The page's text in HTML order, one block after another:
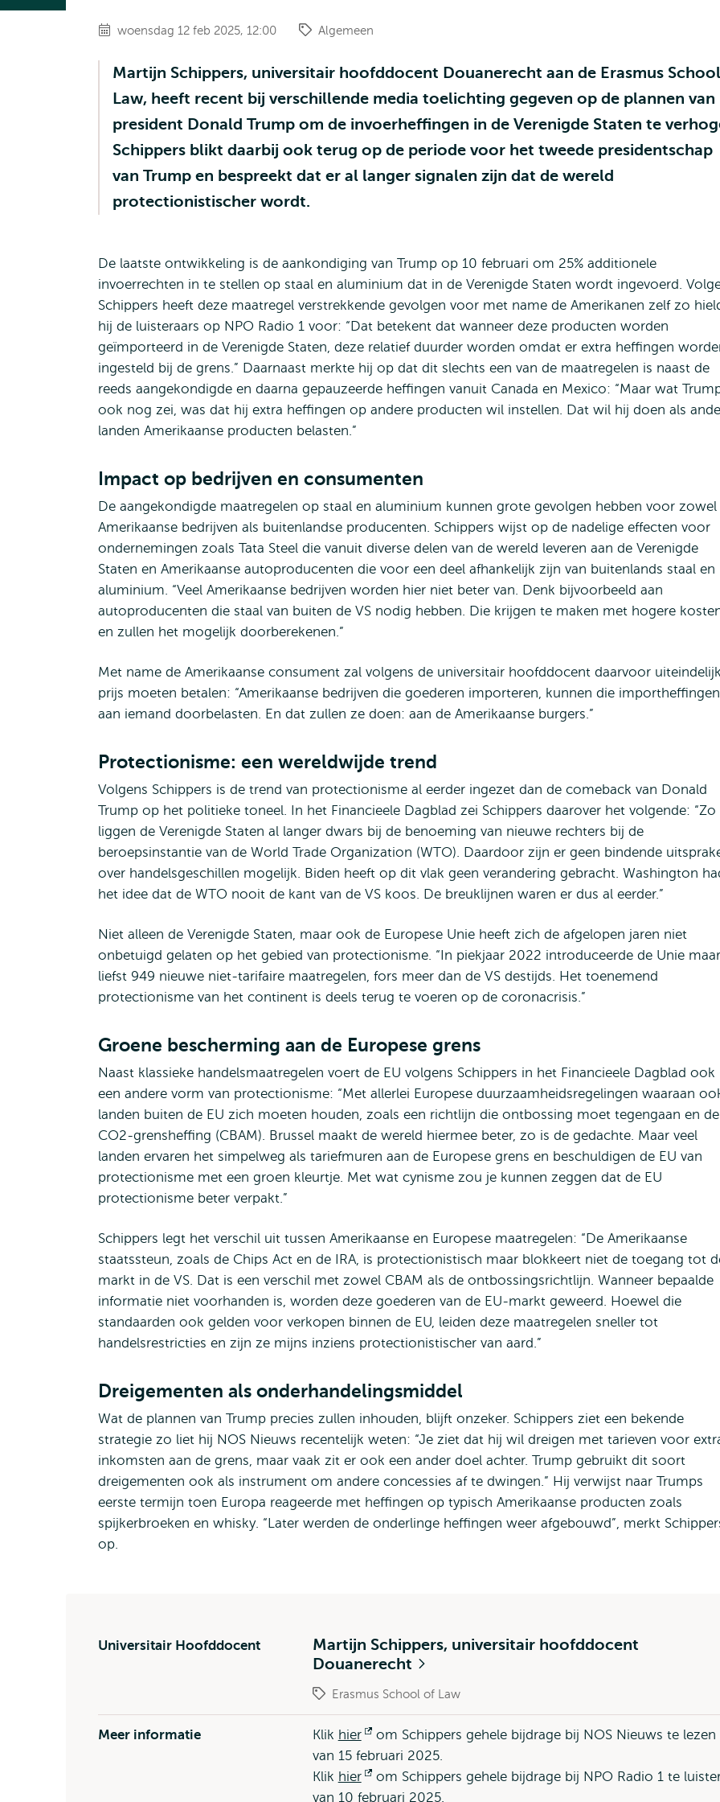
woensdag 12 feb 2025, 12:00 Algemeen
Martijn Schippers, universitair hoofddocent Douanerecht aan de Erasmus
Law, heeft recent bij verschillende media toelichting gegeven op de plannen van
president Donald Trump om de invoerheffingen in de Verenigde Staten te
Schippers blikt daarbij ook terug op de periode voor het tweede presidentschap
van Trump en bespreekt dat er al langer signalen zijn dat de wereld
protectionistischer wordt.
De laatste ontwikkeling is de aankondiging van Trump op 10 februari om 25% additionele
invoerrechten in te stellen op staal en aluminium dat in de Verenigde Staten wordt ingevoerd.
Schippers heeft deze maatregel verstrekkende gevolgen voor met name de Amerikanen zelf zo
hij de luisteraars op NPO Radio 1 voor: “Dat betekent dat wanneer deze producten worden
geïmporteerd in de Verenigde Staten, deze relatief duurder worden omdat er extra heffingen
ingesteld bij de grens.” Daarnaast merkte hij op dat dit slechts een van de maatregelen is naast de
reeds aangekondigde en daarna gepauzeerde heffingen vanuit Canada en Mexico: “Maar wat
ook nog zei, was dat hij extra heffingen op andere producten wil instellen. Dat wil hij doen als
landen Amerikaanse producten belasten.”
Impact op bedrijven en consumenten
De aangekondigde maatregelen op staal en aluminium kunnen grote gevolgen hebben voor zowel
Amerikaanse bedrijven als buitenlandse producenten. Schippers wijst op de nadelige effecten voor
ondernemingen zoals Tata Steel die vanuit diverse delen van de wereld leveren aan de Verenigde
Staten en Amerikaanse autoproducenten die voor een deel afhankelijk zijn van buitenlands staal en
aluminium. “Veel Amerikaanse bedrijven worden hier niet beter van. Denk bijvoorbeeld aan
autoproducenten die staal van buiten de VS nodig hebben. Die krijgen te maken met hogere
en zullen het mogelijk doorberekenen.”
Met name de Amerikaanse consument zal volgens de universitair hoofddocent daarvoor
prijs moeten betalen: “Amerikaanse bedrijven die goederen importeren, kunnen die importheffingen
aan iemand doorbelasten. En dat zullen ze doen: aan de Amerikaanse burgers.”
Protectionisme: een wereldwijde trend
Volgens Schippers is de trend van protectionisme al eerder ingezet dan de comeback van Donald
Trump op het politieke toneel. In het Financieele Dagblad zei Schippers daarover het volgende: “Zo
liggen de Verenigde Staten al langer dwars bij de benoeming van nieuwe rechters bij de
beroepsinstantie van de World Trade Organization (WTO). Daardoor zijn er geen bindende
over handelsgeschillen mogelijk. Biden heeft op dit vlak geen verandering gebracht. Washington
het idee dat de WTO nooit de kant van de VS koos. De breuklijnen waren er dus al eerder.”
Niet alleen de Verenigde Staten, maar ook de Europese Unie heeft zich de afgelopen jaren niet
onbetuigd gelaten op het gebied van protectionisme. “In piekjaar 2022 introduceerde de Unie maar
liefst 949 nieuwe niet-tarifaire maatregelen, fors meer dan de VS destijds. Het toenemend
protectionisme van het continent is deels terug te voeren op de coronacrisis.”
Groene bescherming aan de Europese grens
Naast klassieke handelsmaatregelen voert de EU volgens Schippers in het Financieele Dagblad ook
een andere vorm van protectionisme: “Met allerlei Europese duurzaamheidsregelingen waaraan
landen buiten de EU zich moeten houden, zoals een richtlijn die ontbossing moet tegengaan en de
CO2-grensheffing (CBAM). Brussel maakt de wereld hiermee beter, zo is de gedachte. Maar veel
landen ervaren het simpelweg als tariefmuren aan de Europese grens en beschuldigen de EU van
protectionisme met een groen kleurtje. Met wat cynisme zou je kunnen zeggen dat de EU
protectionisme beter verpakt.”
Schippers legt het verschil uit tussen Amerikaanse en Europese maatregelen: “De Amerikaanse
staatssteun, zoals de Chips Act en de IRA, is protectionistisch maar blokkeert niet de toegang tot
markt in de VS. Dat is een verschil met zowel CBAM als de ontbossingsrichtlijn. Wanneer bepaalde
informatie niet voorhanden is, worden deze goederen van de EU-markt geweerd. Hoewel die
standaarden ook gelden voor verkopen binnen de EU, leiden deze maatregelen sneller tot
handelsrestricties en zijn ze mijns inziens protectionistischer van aard.”
Dreigementen als onderhandelingsmiddel
Wat de plannen van Trump precies zullen inhouden, blijft onzeker. Schippers ziet een bekende
strategie zo liet hij NOS Nieuws recentelijk weten: “Je ziet dat hij wil dreigen met tarieven voor
inkomsten aan de grens, maar vaak zit er ook een ander doel achter. Trump gebruikt dit soort
dreigementen ook als instrument om andere concessies af te dwingen.” Hij verwijst naar Trumps
eerste termijn toen Europa reageerde met heffingen op typisch Amerikaanse producten zoals
spijkerbroeken en whisky. “Later werden de onderlinge heffingen weer afgebouwd”, merkt
op.
Universitair Hoofddocent
Martijn Schippers, universitair hoofddocent
Douanerecht
Erasmus School of Law
Meer informatie Klik hier
Opent
extern
om Schippers gehele bijdrage bij NOS Nieuws te lezen
van 15 februari 2025.
Klik hier
Opent
extern
om Schippers gehele bijdrage bij NPO Radio 1 te
van 10 februari 2025.